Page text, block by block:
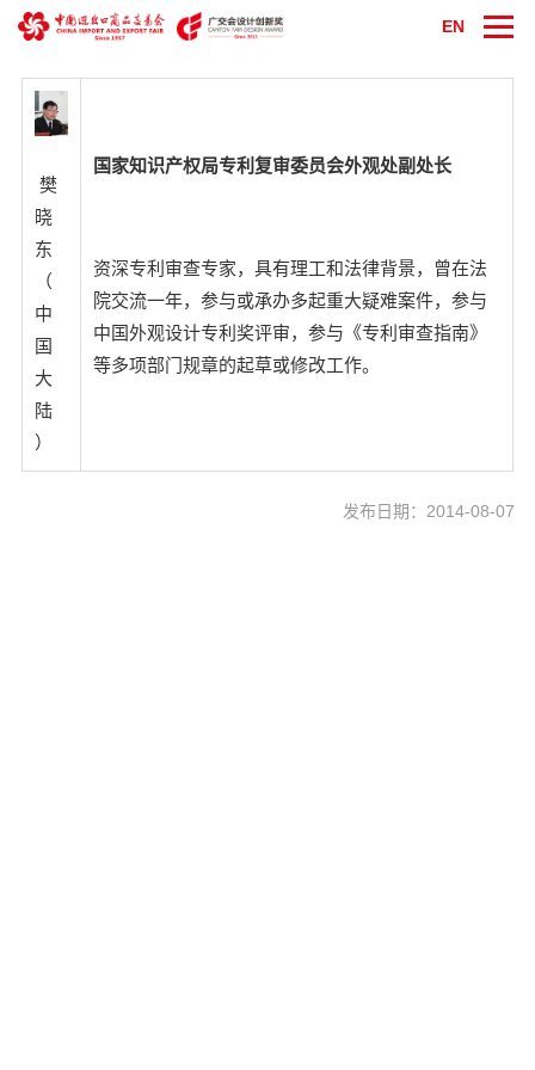
EN
樊
晓
东
（
中
国
大
陆
）
国家知识产权局专利复审委员会外观处副处长
资深专利审查专家，具有理工和法律背景，曾在法
院交流一年，参与或承办多起重大疑难案件，参与
中国外观设计专利奖评审，参与《专利审查指南》
等多项部门规章的起草或修改工作。
发布日期：2014-08-07